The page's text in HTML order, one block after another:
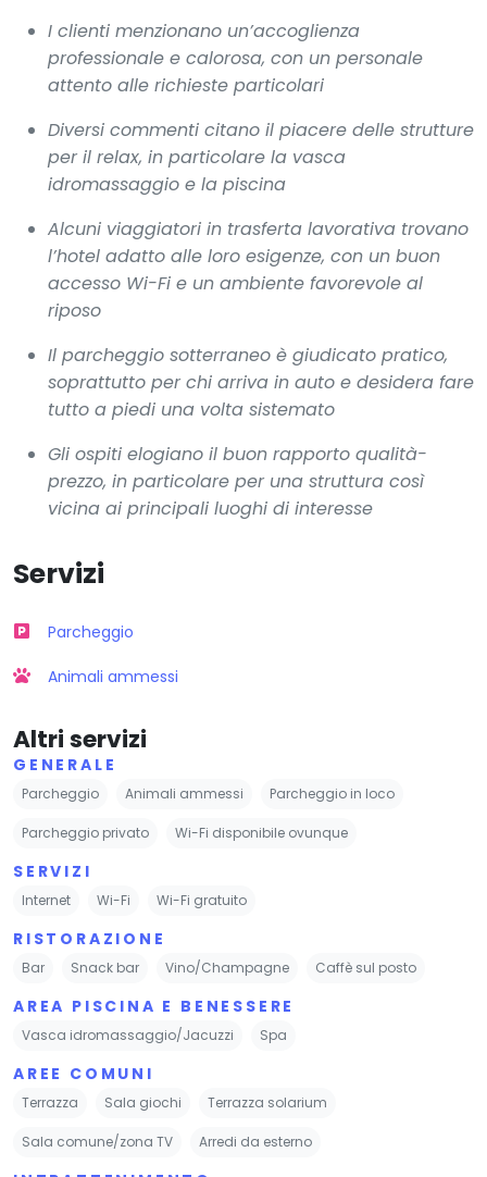
I clienti menzionano un’accoglienza
professionale e calorosa, con un personale
attento alle richieste particolari
Diversi commenti citano il piacere delle strutture
per il relax, in particolare la vasca
idromassaggio e la piscina
Alcuni viaggiatori in trasferta lavorativa trovano
l’hotel adatto alle loro esigenze, con un buon
accesso Wi-Fi e un ambiente favorevole al
riposo
Il parcheggio sotterraneo è giudicato pratico,
soprattutto per chi arriva in auto e desidera fare
tutto a piedi una volta sistemato
Gli ospiti elogiano il buon rapporto qualità-
prezzo, in particolare per una struttura così
vicina ai principali luoghi di interesse
Servizi
Parcheggio
Animali ammessi
Altri servizi
GENERALE
Parcheggio Animali ammessi Parcheggio in loco
Parcheggio privato Wi-Fi disponibile ovunque
SERVIZI
Internet Wi-Fi Wi-Fi gratuito
RISTORAZIONE
Bar Snack bar Vino/Champagne Caffè sul posto
AREA PISCINA E BENESSERE
Vasca idromassaggio/Jacuzzi Spa
AREE COMUNI
Terrazza Sala giochi Terrazza solarium
Sala comune/zona TV Arredi da esterno